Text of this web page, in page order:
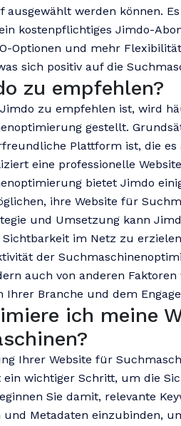
ausgewählt werden können.
kostenpflichtiges Jimdo-
Optionen und mehr
sich positiv auf die
zu empfehlen?
Jimdo zu empfehlen ist, wird
gestellt.
Plattform ist, die
eine professionelle
bietet Jimdo
ihre Website für
und Umsetzung kann
im Netz zu
der
auch von anderen
Ihrer Branche und dem
ich meine
Ihrer Website für
ein wichtiger Schritt, um die
Sie damit, relevante
und Metadaten einzubinden,